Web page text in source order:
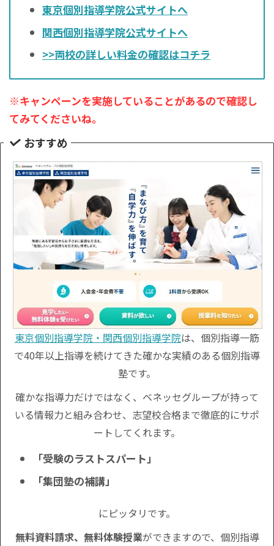
東京個別指導学院公式サイトへ
関西個別指導学院公式サイトへ
>>両校の詳しい料金の確認はコチラ
※キャンペーンを実施していることがあるので確認し
てみてくださいね。
おすすめ
東京個別指導学院・関西個別指導学院は、個別指導一筋
で40年以上指導を続けてきた確かな実績のある個別指導
塾です。
確かな指導力だけではなく、ベネッセグループが持って
いる情報力と組み合わせ、志望校合格まで徹底的にサポ
ートしてくれます。
「受験のラストスパート」
「集団塾の補講」
にピッタリです。
無料資料請求、無料体験授業ができますので、個別指導